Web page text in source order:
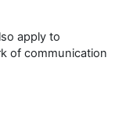
apply to
of communication